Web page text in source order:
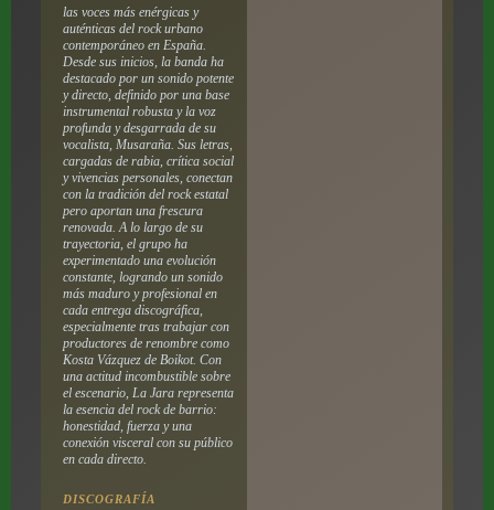
las voces más enérgicas y
auténticas del rock urbano
contemporáneo en España.
Desde sus inicios, la banda ha
destacado por un sonido potente
y directo, definido por una base
instrumental robusta y la voz
profunda y desgarrada de su
vocalista, Musaraña. Sus letras,
cargadas de rabia, crítica social
y vivencias personales, conectan
con la tradición del rock estatal
pero aportan una frescura
renovada. A lo largo de su
trayectoria, el grupo ha
experimentado una evolución
constante, logrando un sonido
más maduro y profesional en
cada entrega discográfica,
especialmente tras trabajar con
productores de renombre como
Kosta Vázquez de Boikot. Con
una actitud incombustible sobre
el escenario, La Jara representa
la esencia del rock de barrio:
honestidad, fuerza y una
conexión visceral con su público
en cada directo.
DISCOGRAFÍA